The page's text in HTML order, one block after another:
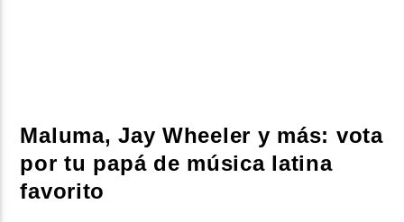
Beone Radio
Maluma, Jay Wheeler y más: vota
por tu papá de música latina
favorito